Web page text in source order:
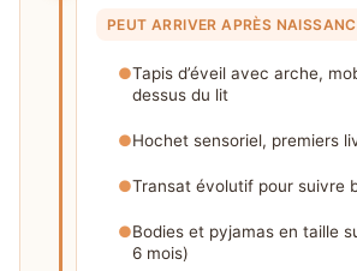
PEUT ARRIVER APRÈS
Tapis d’éveil avec arche,
dessus du lit
Hochet sensoriel, premiers
Transat évolutif pour suivre
Bodies et pyjamas en taille
6 mois)